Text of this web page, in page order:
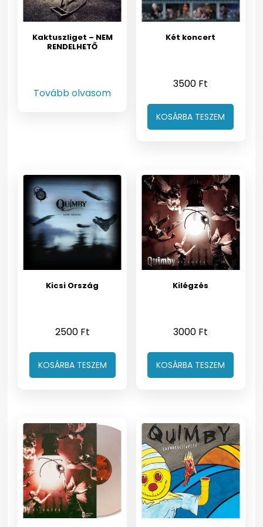
Kaktuszliget – NEM
RENDELHETŐ
Tovább olvasom
Két koncert
3500 Ft
KOSÁRBA TESZEM
Kicsi Ország
2500 Ft
KOSÁRBA TESZEM
Kilégzés
3000 Ft
KOSÁRBA TESZEM